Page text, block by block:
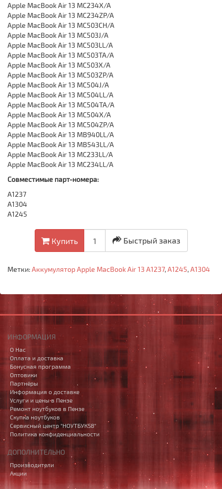
Apple MacBook Air 13 MC234X/A
Apple MacBook Air 13 MC234ZP/A
Apple MacBook Air 13 MC503CH/A
Apple MacBook Air 13 MC503J/A
Apple MacBook Air 13 MC503LL/A
Apple MacBook Air 13 MC503TA/A
Apple MacBook Air 13 MC503X/A
Apple MacBook Air 13 MC503ZP/A
Apple MacBook Air 13 MC504J/A
Apple MacBook Air 13 MC504LL/A
Apple MacBook Air 13 MC504TA/A
Apple MacBook Air 13 MC504X/A
Apple MacBook Air 13 MC504ZP/A
Apple MacBook Air 13 MB940LL/A
Apple MacBook Air 13 MB543LL/A
Apple MacBook Air 13 MC233LL/A
Apple MacBook Air 13 MC234LL/A
Совместимые парт-номера:
A1237
A1304
A1245
Купить Быстрый заказ
Метки:Аккумулятор Apple MacBook Air 13 A1237,A1245,A1304
ИНФОРМАЦИЯ
О Нас
Оплата и доставка
Бонусная программа
Оптовики
Партнёры
Информация о доставке
Услуги и цены в Пензе
Ремонт ноутбуков в Пензе
Скупка ноутбуков
Сервисный центр "НОУТБУК58"
Политика конфиденциальности
ДОПОЛНИТЕЛЬНО
Производители
Акции